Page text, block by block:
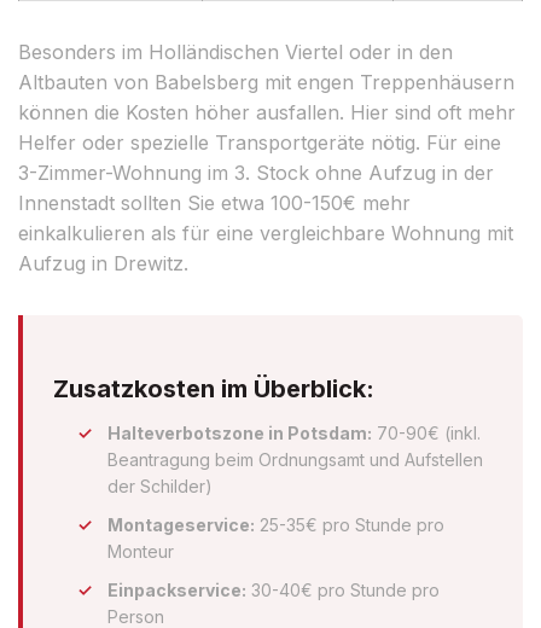
Besonders im Holländischen Viertel oder in den
Altbauten von Babelsberg mit engen Treppenhäusern
können die Kosten höher ausfallen. Hier sind oft mehr
Helfer oder spezielle Transportgeräte nötig. Für eine
3-Zimmer-Wohnung im 3. Stock ohne Aufzug in der
Innenstadt sollten Sie etwa 100-150€ mehr
einkalkulieren als für eine vergleichbare Wohnung mit
Aufzug in Drewitz.
Zusatzkosten im Überblick:
Halteverbotszone in Potsdam: 70-90€ (inkl.
Beantragung beim Ordnungsamt und Aufstellen
der Schilder)
Montageservice: 25-35€ pro Stunde pro
Monteur
Einpackservice: 30-40€ pro Stunde pro
Person